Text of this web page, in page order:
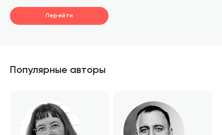
Перейти
Популярные авторы